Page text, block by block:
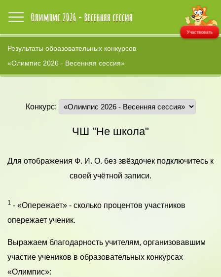
Участвовать
Результаты образовательных конкурсов
«Олимпис 2026 - Весенняя сессия»
Конкурс:
ЧШ "Не школа"
Для отображения Ф. И. О. без звёздочек подключитесь к
своей учётной записи.
1 - «Опережает» - сколько процентов участников
опережает ученик.
Выражаем благодарность учителям, организовавшим
участие учеников в образовательных конкурсах
«Олимпис»: